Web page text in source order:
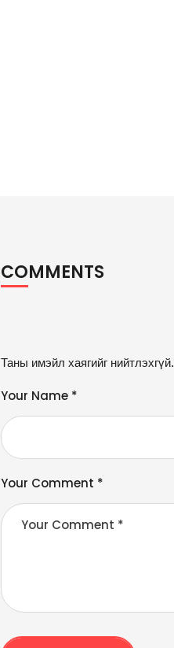
COMMENTS
Таны имэйл хаягийг нийтлэхгүй.
Your Comment *
Your Name *
A
e
n
a
v